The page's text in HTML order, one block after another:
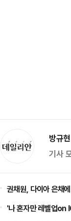
방규
기사
권채원, 다이아 은채
'나 혼자만 레벨업on